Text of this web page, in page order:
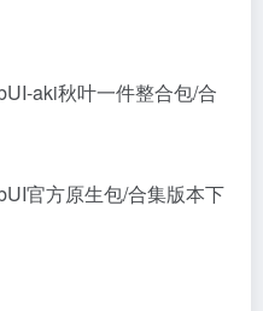
aki秋叶一件整合包/合
官方原生包/合集版本下